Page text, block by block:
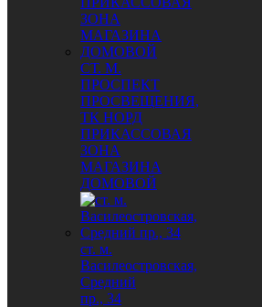
СТ. М.
ПРОСПЕКТ
ПРОСВЕЩЕНИЯ,
ТК НОРД
ПРИКАССОВАЯ
ЗОНА
МАГАЗИНА
ДОМОВОЙ
ст. м.
Василеостровская,
Средний
пр., 34